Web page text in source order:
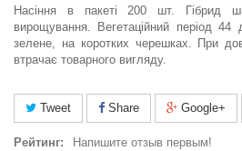
Насіння в пакеті 200 шт. Гібрид
вирощування. Вегетаційний період 44
зелене, на коротких черешках. При
втрачає товарного вигляду.
Tweet Share Google+
Рейтинг:
Напишите отзыв первым!